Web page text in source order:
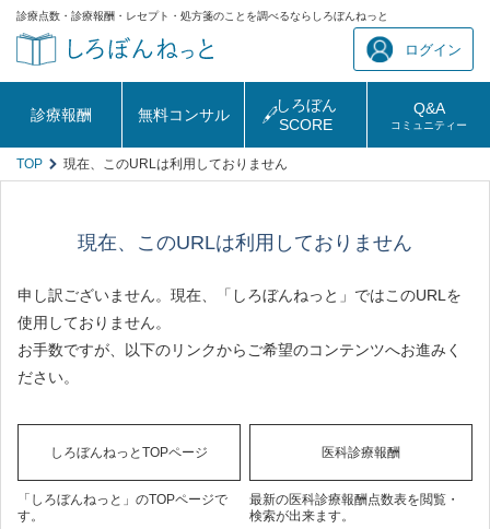
診療点数・診療報酬・レセプト・処方箋のことを調べるならしろぼんねっと
ログイン
診療報酬 無料コンサル
しろぼん
SCORE
Q&A
コミュニティー
TOP 現在、このURLは利用しておりません
現在、このURLは利用しておりません
申し訳ございません。現在、「しろぼんねっと」ではこのURLを
使用しておりません。
お手数ですが、以下のリンクからご希望のコンテンツへお進みく
ださい。
しろぼんねっとTOPページ
「しろぼんねっと」のTOPページで
す。
医科診療報酬
最新の医科診療報酬点数表を閲覧・
検索が出来ます。